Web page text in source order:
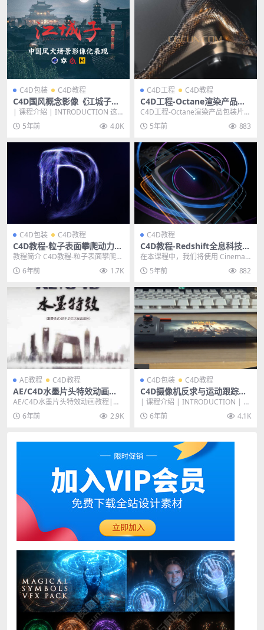
C4D包装 C4D教程
C4D国风概念影像《江城子》
大场景影像化制作表现教程
| 课程介绍 | INTRODUCTION 这
是一套中国古风特色的写实场景影
视化...5年前 4.0K
C4D工程 C4D教程
C4D工程-Octane渲染产品包
装片头动画工程文件含教程
C4D工程-Octane渲染产品包装片头
动画工程文件含教程 其他推荐: c4d
工...5年前 883
C4D包装 C4D教程
C4D教程-粒子表面攀爬动力学
模块高级脑洞制作教程
教程简介 C4D教程-粒子表面攀爬动
力学模块高级脑洞制作教程 本节教
学主要是对C...
6年前 1.7K
C4D教程
C4D教程-Redshift全息科技感
手表HUD界面动画制作教程
(含模型工程)
在本课程中，我们将使用 Cinema 4
D 和 Redshift 渲染器从头开始...
5年前 882
AE教程 C4D教程
AE/C4D水墨片头特效动画教
程|国内精品水墨画制作视频
教程+素材插件
AE/C4D水墨片头特效动画教程|国
内精品水墨画制作视频教程+素材插
件，这个教程...
6年前 2.9K
C4D包装 C4D教程
C4D摄像机反求与运动跟踪
《虚拟现实》实景合成技术创
作课【案例全流程】
| 课程介绍 | INTRODUCTION | 本
教程包含了运动跟踪完整制作全
过...6年前 4.1K